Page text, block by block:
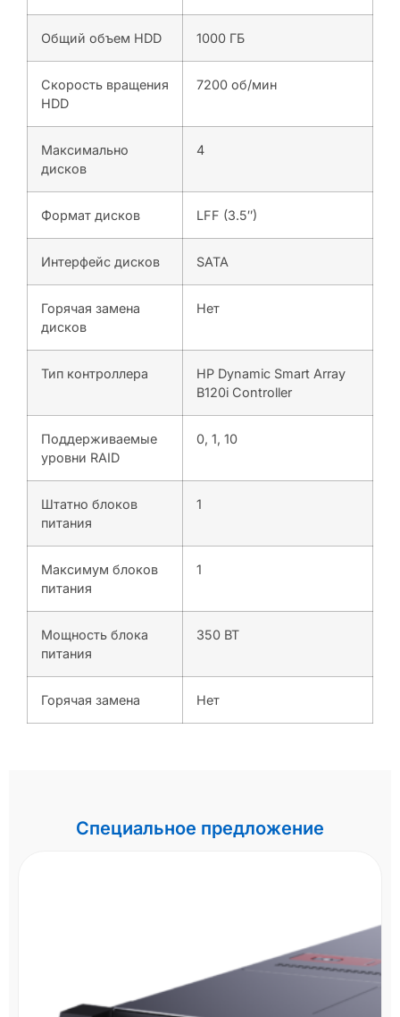
Общий объем HDD 1000 ГБ
Скорость вращения
HDD
7200 об/мин
Максимально
дисков
4
Формат дисков LFF (3.5″)
Интерфейс дисков SATA
Горячая замена
дисков
Нет
Тип контроллера
HP Dynamic Smart Array
B120i Controller
Поддерживаемые
уровни RAID
0, 1, 10
Штатно блоков
питания
1
Максимум блоков
питания
1
Мощность блока
питания
350 ВТ
Горячая замена Нет
Специальное предложение